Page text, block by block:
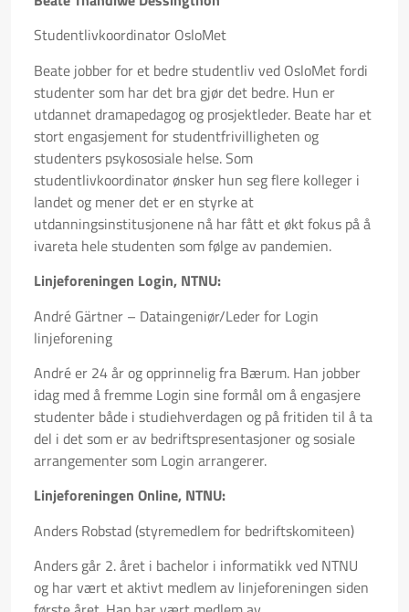
Studentlivkoordinator OsloMet
Beate jobber for et bedre studentliv ved OsloMet fordi
studenter som har det bra gjør det bedre. Hun er
utdannet dramapedagog og prosjektleder. Beate har et
stort engasjement for studentfrivilligheten og
studenters psykososiale helse. Som
studentlivkoordinator ønsker hun seg flere kolleger i
landet og mener det er en styrke at
utdanningsinstitusjonene nå har fått et økt fokus på å
ivareta hele studenten som følge av pandemien.
Linjeforeningen Login, NTNU:
André Gärtner – Dataingeniør/Leder for Login
linjeforening
André er 24 år og opprinnelig fra Bærum. Han jobber
idag med å fremme Login sine formål om å engasjere
studenter både i studiehverdagen og på fritiden til å ta
del i det som er av bedriftspresentasjoner og sosiale
arrangementer som Login arrangerer.
Linjeforeningen Online, NTNU:
Anders Robstad (styremedlem for bedriftskomiteen)
Anders går 2. året i bachelor i informatikk ved NTNU
og har vært et aktivt medlem av linjeforeningen siden